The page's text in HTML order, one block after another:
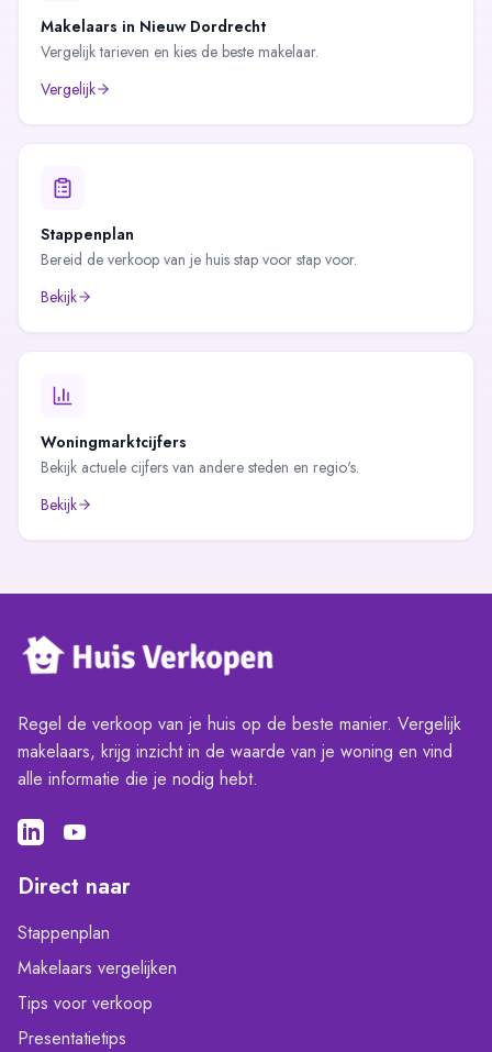
Makelaars in Nieuw Dordrecht
Vergelijk tarieven en kies de beste makelaar.
Vergelijk
Stappenplan
Bereid de verkoop van je huis stap voor stap voor.
Bekijk
Woningmarktcijfers
Bekijk actuele cijfers van andere steden en regio's.
Bekijk
Regel de verkoop van je huis op de beste manier. Vergelijk
makelaars, krijg inzicht in de waarde van je woning en vind
alle informatie die je nodig hebt.
Direct naar
Stappenplan
Makelaars vergelijken
Tips voor verkoop
Presentatietips